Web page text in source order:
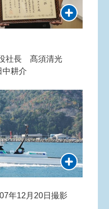
社長 髙須清光
耕介
年12月20日撮影